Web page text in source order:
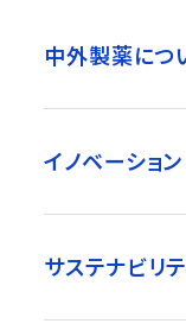
中外製薬につ
イノベーション
サステナビリ